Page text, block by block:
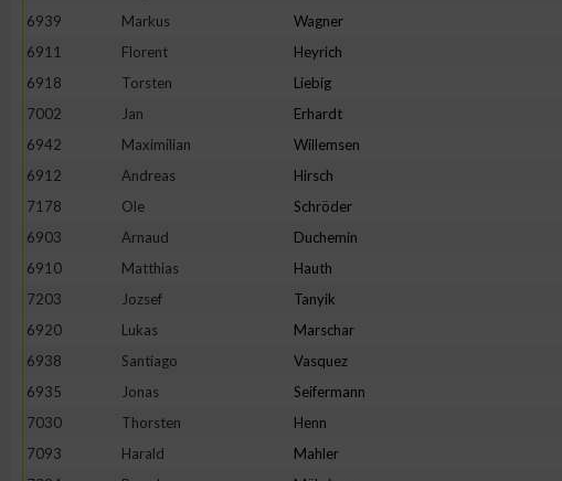
6939
Markus Wagner
6911
Florent Heyrich
6918
Torsten Liebig
7002
Jan Erhardt
6942
Maximilian Willemsen
6912
Andreas Hirsch
7178
Ole Schröder
6903
Arnaud Duchemin
6910
Matthias Hauth
7203
Jozsef Tanyik
6920
Lukas Marschar
6938
Santiago Vasquez
6935
Jonas Seifermann
7030
Thorsten Henn
7093
Harald Mahler